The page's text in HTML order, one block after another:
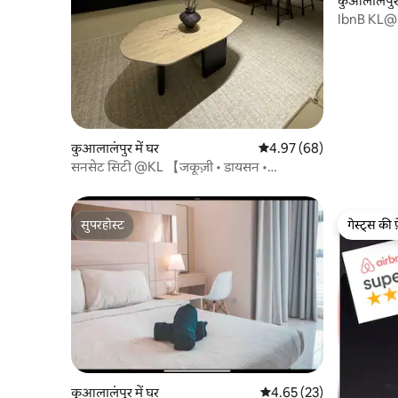
कुआलालंपुर में घर औसत रेटिंग 5 में से 4.97, 68
4.97 (68)
सनसेट सिटी @KL 【जकूज़ी • डायसन •
IbnB
सुपरहोस्ट
सुपरहोस्ट
कुआलालंपुर में घर औसत रेटिंग 5 में से 4.65, 23
4.65 (23)
गेस्ट्स की
गेस्ट्स की